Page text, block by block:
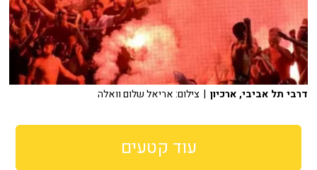
דרבי תל אביבי, ארכיון | צילום: אריאל שלום וואלה
עוד קטעים